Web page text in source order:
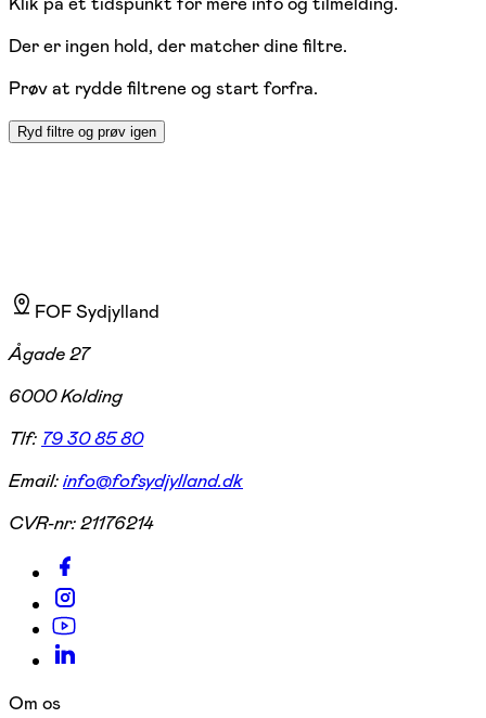
Der er ingen hold, der matcher dine filtre.
Prøv at rydde filtrene og start forfra.
Ryd filtre og prøv igen
FOF Sydjylland
Ågade 27
6000 Kolding
Tlf: 79 30 85 80
Email:info@fofsydjylland.dk
CVR-nr:21176214
Om os